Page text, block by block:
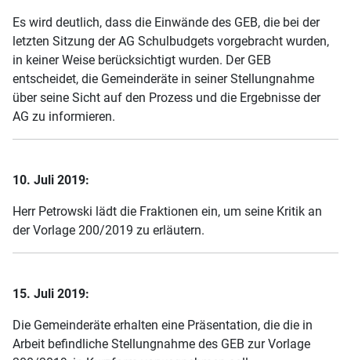
Es wird deutlich, dass die Einwände des GEB, die bei der
letzten Sitzung der AG Schulbudgets vorgebracht wurden,
in keiner Weise berücksichtigt wurden. Der GEB
entscheidet, die Gemeinderäte in seiner Stellungnahme
über seine Sicht auf den Prozess und die Ergebnisse der
AG zu informieren.
10. Juli 2019:
Herr Petrowski lädt die Fraktionen ein, um seine Kritik an
der Vorlage 200/2019 zu erläutern.
15. Juli 2019:
Die Gemeinderäte erhalten eine Präsentation, die die in
Arbeit befindliche Stellungnahme des GEB zur Vorlage